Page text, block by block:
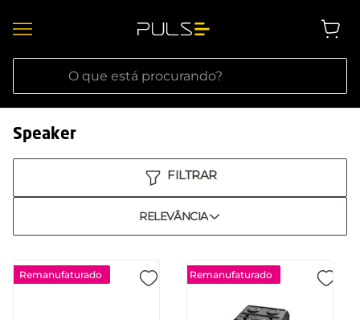
O que está procurando?
Speaker
RELEVÂNCIA
Remanufaturado Remanufaturado